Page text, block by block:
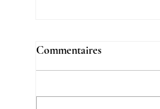
Commentaires